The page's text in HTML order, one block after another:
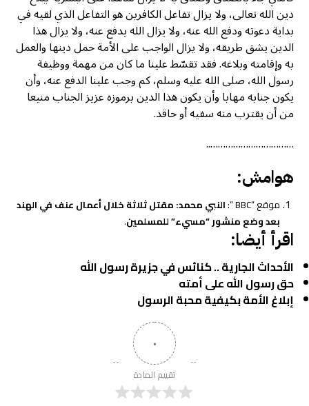
دين الله تعالى، ولا يزال تفاعل الكافرين هو التفاعل الذي لقيه في
بداية دعوته ودفع الله عنه، ولا يزال الله يدفع عنه، ولا يزال هذا
الدين يشق طريقه، ولا يزال الواجب على الأمة حمل دينها والعمل
به وإقامته وبلاغه. فقد تقسّط علينا ما كان من مهمة ووظيفة
رسول الله، صلى الله عليه وسلم، كم وجب علينا الدفع عنه، وأن
يكون جنابه مهابا وأن يكون هذا الدين برموزه عزيز الجناب منيعا
من أن يقترب منه سفيه أو حاقد.
……………………………..
هوامش:
موقع “BBC “:
النبي محمد: مقتل ثلاثة خلال أعمال عنف في الهند
بعد وضع منشور “مسيء” للمسلمين.
اقرأ أيضا:
الأحداث الجارية .. كنائس في جزيرة رسول الله
حق رسول الله على أمته
إبلاغ الأمة بكيفية محبة الرسول
٠
تقييم المادة